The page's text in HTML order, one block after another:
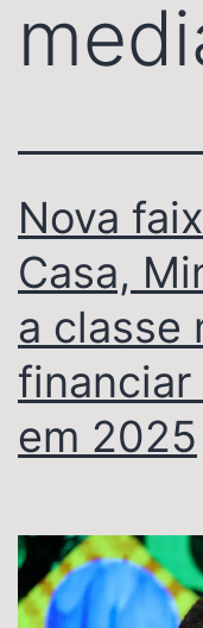
Nova
Casa,
a classe
financiar
em 2025